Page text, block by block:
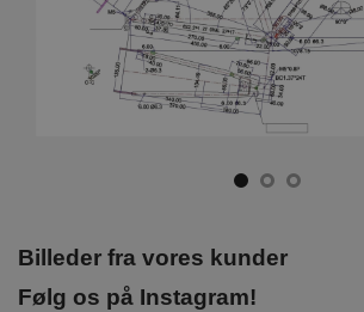
Billeder fra vores kunder
Følg os på Instagram!